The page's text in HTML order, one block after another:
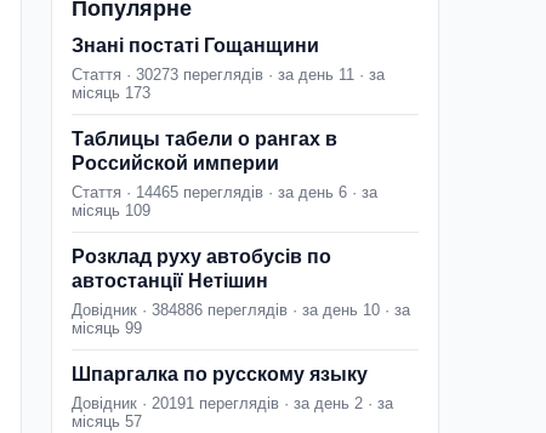
Популярне
Знані постаті Гощанщини
Стаття · 30273 переглядів · за день 11 · за
місяць 173
Таблицы табели о рангах в
Российской империи
Стаття · 14465 переглядів · за день 6 · за
місяць 109
Розклад руху автобусів по
автостанції Нетішин
Довідник · 384886 переглядів · за день 10 · за
місяць 99
Шпаргалка по русскому языку
Довідник · 20191 переглядів · за день 2 · за
місяць 57